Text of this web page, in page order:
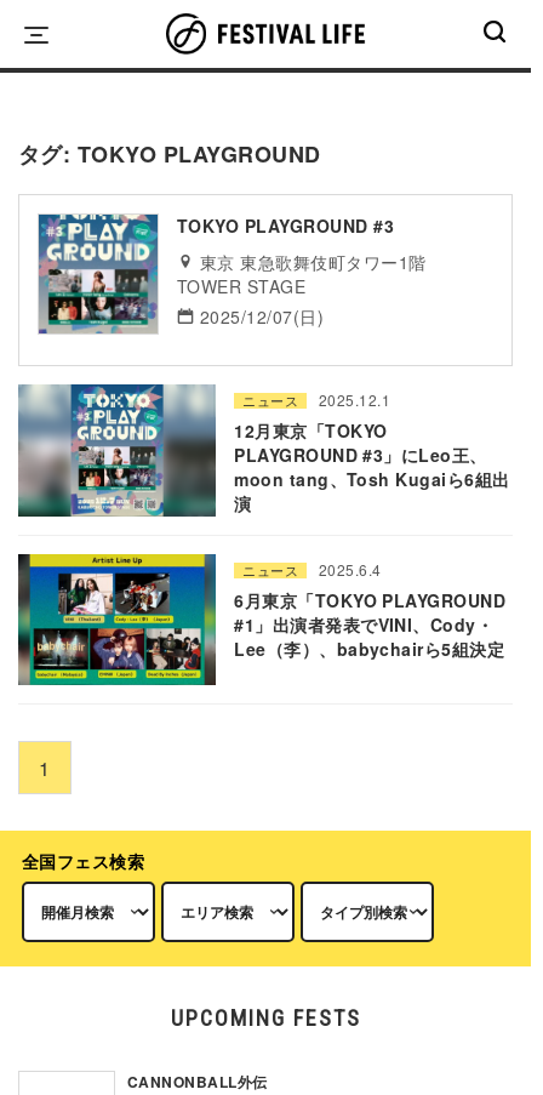
content
タグ: TOKYO PLAYGROUND
TOKYO PLAYGROUND #3
東京 東急歌舞伎町タワー1階
TOWER STAGE
2025/12/07(日)
ニュース 2025.12.1
12月東京「TOKYO
PLAYGROUND #3」にLeo王、
moon tang、Tosh Kugaiら6組出
演
ニュース 2025.6.4
6月東京「TOKYO PLAYGROUND
#1」出演者発表でVINI、Cody・
Lee（李）、babychairら5組決定
1
全国フェス検索
UPCOMING FESTS
CANNONBALL外伝